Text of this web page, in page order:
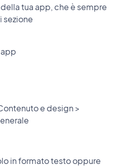
tua app, che è sempre
sezione
e design >
in formato testo oppure